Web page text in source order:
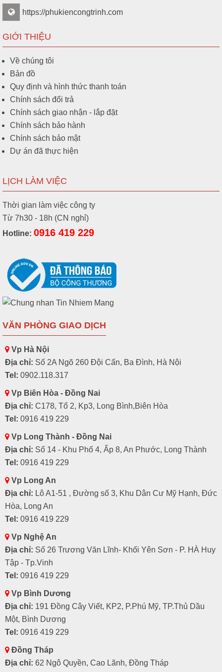
https://phukiencongtrinh.com
GIỚI THIỆU
Về chúng tôi
Bản đồ
Quy định và hình thức thanh toán
Chính sách đổi trả
Chính sách giao nhận - lắp đặt
Chính sách bảo hành
Chính sách bảo mật
Dự án đã thực hiện
LỊCH LÀM VIỆC
Thời gian làm việc công ty
Từ 7h30 - 18h (CN nghỉ)
Hotline: 0916 419 229
VĂN PHÒNG GIAO DỊCH
Vp Hà Nội
Địa chỉ: Số 2A Ngõ 260 Đội Cấn, Ba Đình, Hà Nội
Tel: 0902.118.317
Vp Biên Hòa - Đồng Nai
Địa chỉ: C178, Tổ 2, Kp3, Long Bình,Biên Hòa
Tel: 0916 419 229
Vp Long Thành - Đồng Nai
Địa chỉ: Số 14 - Khu Phố 4, Ấp 8, An Phước, Long Thành
Tel: 0916 419 229
Vp Long An
Địa chỉ: Lô A1-51 , Đường số 3, Khu Dân Cư Mỹ Hạnh, Đức
Hòa, Long An
Tel: 0916 419 229
Vp Nghệ An
Địa chỉ: Số 26 Trương Văn Lĩnh- Khối Yên Sơn - P. HÀ Huy
Tập - Tp.Vinh
Tel: 0916 419 229
Vp Bình Dương
Địa chỉ: 191 Đồng Cây Viết, KP2, P.Phú Mỹ, TP.Thủ Dầu
Một, Bình Dương
Tel: 0916 419 229
Đồng Tháp
Địa chỉ: 62 Ngô Quyền, Cao Lãnh, Đồng Tháp